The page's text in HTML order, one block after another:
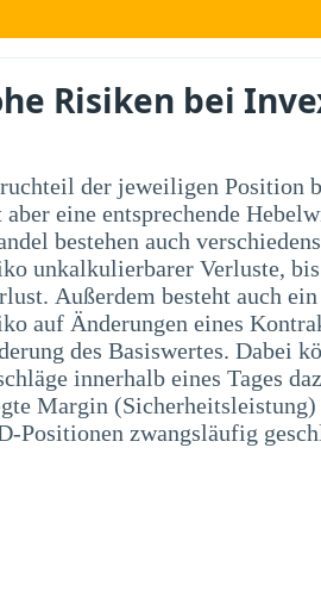
Risiken bei
Positionen zwangsläufig